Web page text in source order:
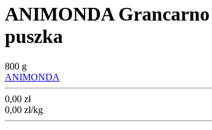
ANIMONDA Grancarno
puszka
800 g
ANIMONDA
Cena
0,00 zł
0,00 zł/kg